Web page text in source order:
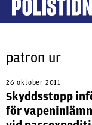
patron ur
26 oktober 2011
Skyddsstopp
för